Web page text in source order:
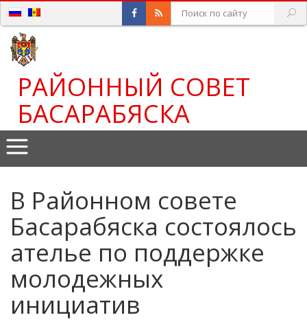
РАЙОННЫЙ СОВЕТ
БАСАРАБЯСКА
В Районном совете
Басарабяска состоялось
ателье по поддержке
молодежных
инициатив